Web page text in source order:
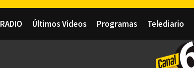
RADIO Últimos Videos Programas Telediario